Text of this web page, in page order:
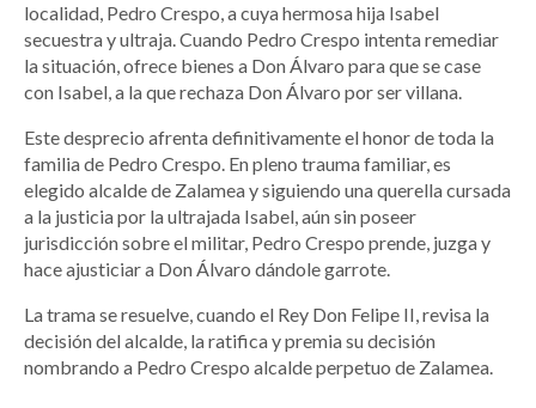
localidad, Pedro Crespo, a cuya hermosa hija Isabel
secuestra y ultraja. Cuando Pedro Crespo intenta remediar
la situación, ofrece bienes a Don Álvaro para que se case
con Isabel, a la que rechaza Don Álvaro por ser villana.
Este desprecio afrenta definitivamente el honor de toda la
familia de Pedro Crespo. En pleno trauma familiar, es
elegido alcalde de Zalamea y siguiendo una querella cursada
a la justicia por la ultrajada Isabel, aún sin poseer
jurisdicción sobre el militar, Pedro Crespo prende, juzga y
hace ajusticiar a Don Álvaro dándole garrote.
La trama se resuelve, cuando el Rey Don Felipe II, revisa la
decisión del alcalde, la ratifica y premia su decisión
nombrando a Pedro Crespo alcalde perpetuo de Zalamea.